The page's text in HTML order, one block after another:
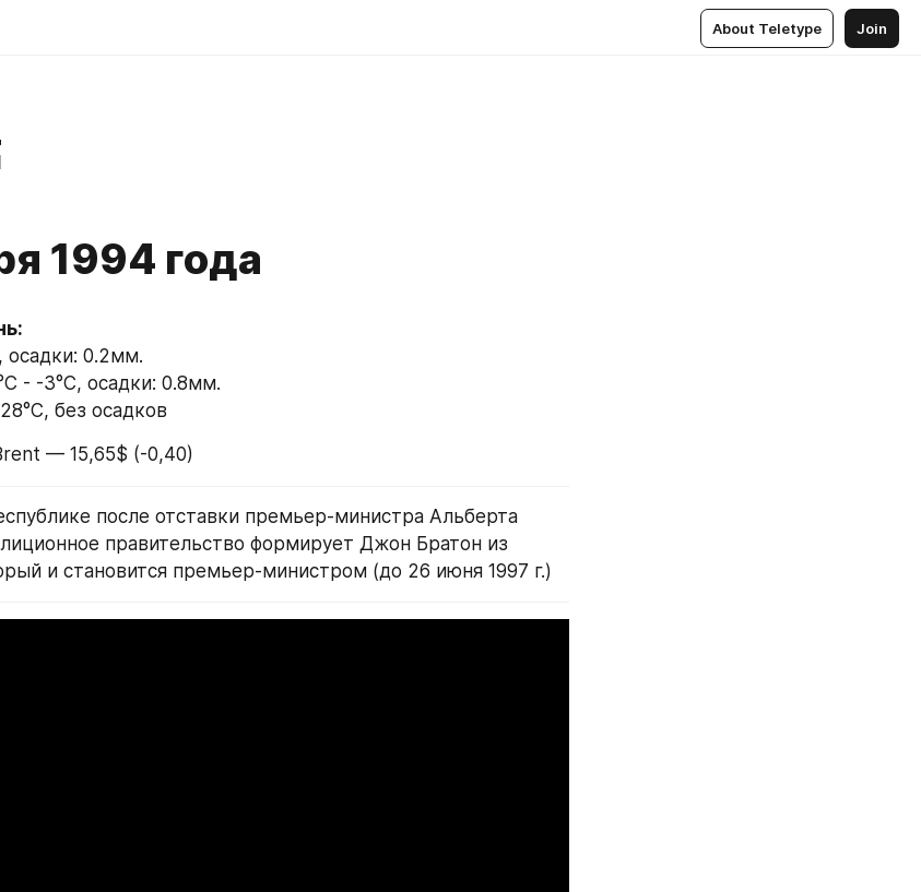
About Teletype Join
1994 года
осадки: 0.2мм.
- -3°C, осадки: 0.8мм.
без осадков
— 15,65$ (-0,40)
после отставки премьер-министра Альберта
правительство формирует Джон Братон из
и становится премьер-министром (до 26 июня 1997 г.)